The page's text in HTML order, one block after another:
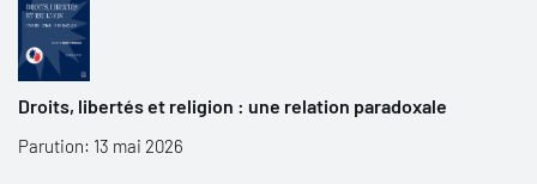
Droits, libertés et religion : une relation paradoxale
Parution: 13 mai 2026